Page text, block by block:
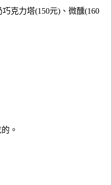
克力塔(150元)、微醺(160
。